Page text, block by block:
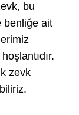
bu
benliğe ait
zevk